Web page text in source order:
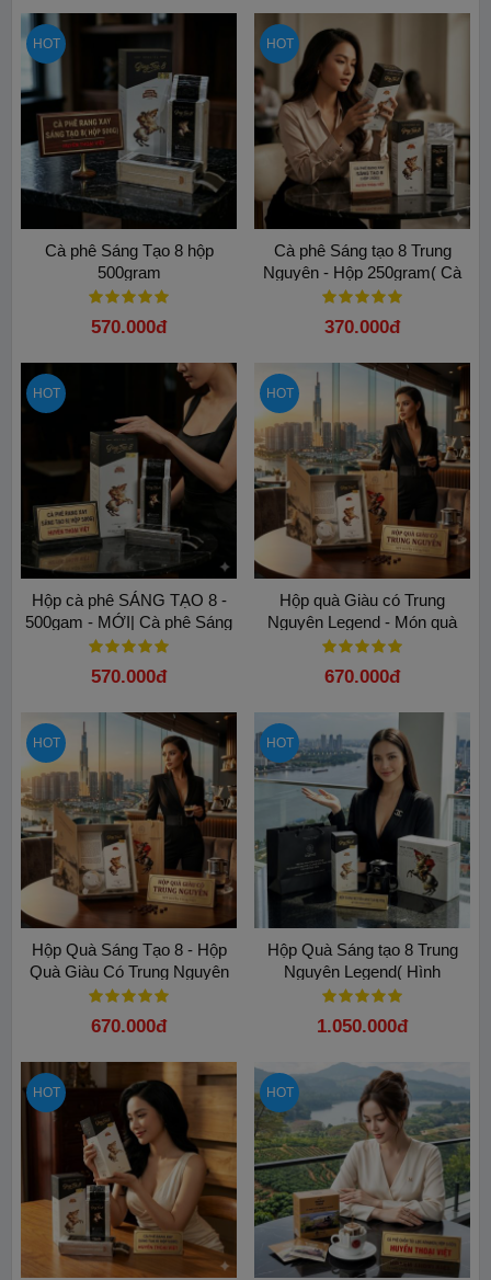
HOT
Cà phê Sáng Tạo 8 hộp
500gram
570.000đ
HOT
Cà phê Sáng tạo 8 Trung
Nguyên - Hộp 250gram( Cà
phê Bột) - Hương vị huyền
thoại
370.000đ
HOT
Hộp cà phê SÁNG TẠO 8 -
500gam - MỚI| Cà phê Sáng
tạo 8 Trung Nguyên Legend:
Hương vị đậm và êm
570.000đ
HOT
Hộp quà Giàu có Trung
Nguyên Legend - Món quà
Tỉnh Thức đầy ý nghĩa
670.000đ
HOT
Hộp Quà Sáng Tạo 8 - Hộp
Quà Giàu Có Trung Nguyên
670.000đ
HOT
Hộp Quà Sáng tạo 8 Trung
Nguyên Legend( Hình
Napoleon)
1.050.000đ
HOT HOT